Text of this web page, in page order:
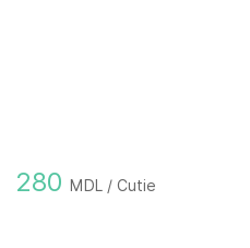
280 MDL / Cutie